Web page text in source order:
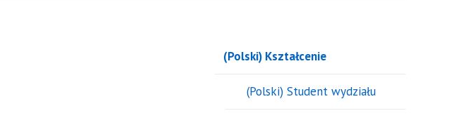
(Polski) Kształcenie
(Polski) Student wydziału